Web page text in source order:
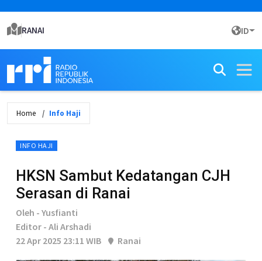
RANAI ID
Home Info Haji
INFO HAJI
HKSN Sambut Kedatangan CJH
Serasan di Ranai
Oleh - Yusfianti
Editor - Ali Arshadi
22 Apr 2025 23:11 WIB
Ranai